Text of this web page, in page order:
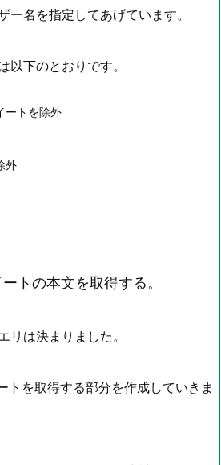
ー名を指定してあげています。
以下のとおりです。
ートを除外
外
トの本文を取得する。
リは決まりました。
を取得する部分を作成していきま